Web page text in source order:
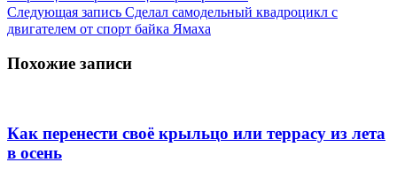
Следующая запись Сделал самодельный квадроцикл с
двигателем от спорт байка Ямаха
Похожие записи
Как перенести своё крыльцо или террасу из лета
в осень